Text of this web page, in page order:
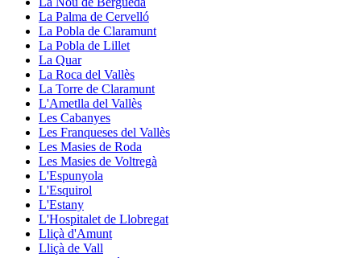
La Palma de Cervelló
La Pobla de Claramunt
La Pobla de Lillet
La Quar
La Roca del Vallès
La Torre de Claramunt
L'Ametlla del Vallès
Les Cabanyes
Les Franqueses del Vallès
Les Masies de Roda
Les Masies de Voltregà
L'Espunyola
L'Esquirol
L'Estany
L'Hospitalet de Llobregat
Lliçà d'Amunt
Lliçà de Vall